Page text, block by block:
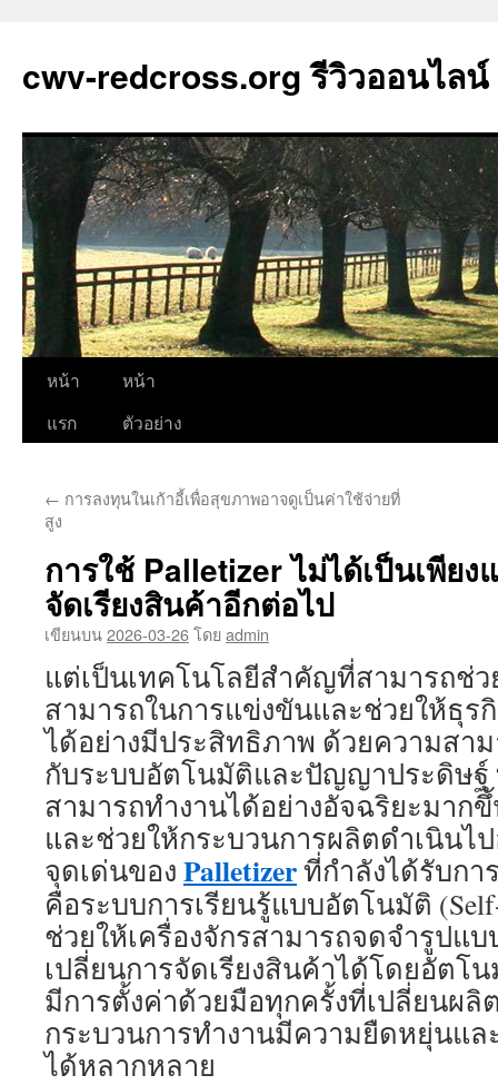
cwv-redcross.org รีวิวออนไลน์
ข้าม
ไป
เนื้อหา
หน้า
แรก
หน้า
ตัวอย่าง
← การลงทุนในเก้าอี้เพื่อสุขภาพอาจดูเป็นค่าใช้จ่ายที่
สูง
การใช้ Palletizer ไม่ได้เป็นเพียง
จัดเรียงสินค้าอีกต่อไป
เขียนบน2026-03-26โดยadmin
แต่เป็นเทคโนโลยีสำคัญที่สามารถช่
สามารถในการแข่งขันและช่วยให้ธุร
ได้อย่างมีประสิทธิภาพ ด้วยความสา
กับระบบอัตโนมัติและปัญญาประดิษฐ์
สามารถทำงานได้อย่างอัจฉริยะมาก
และช่วยให้กระบวนการผลิตดำเนินไ
จุดเด่นของ Palletizerที่กำลังได้รับกา
คือระบบการเรียนรู้แบบอัตโนมัติ (Self-
ช่วยให้เครื่องจักรสามารถจดจำรูปแ
เปลี่ยนการจัดเรียงสินค้าได้โดยอัตโ
มีการตั้งค่าด้วยมือทุกครั้งที่เปลี่ยนผ
กระบวนการทำงานมีความยืดหยุ่นแล
ได้หลากหลาย